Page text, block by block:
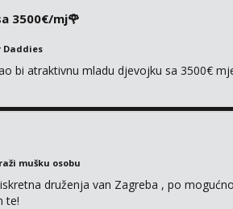
3500€/mj🌹
Daddies
bi atraktivnu mladu djevojku sa 3500€
mušku osobu
druženja van Zagreba , po
te!